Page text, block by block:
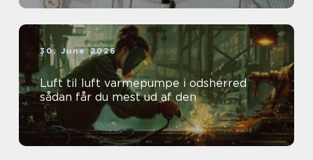
30. June 2026
Luft til luft varmepumpe i odsherred
sådan får du mest ud af den